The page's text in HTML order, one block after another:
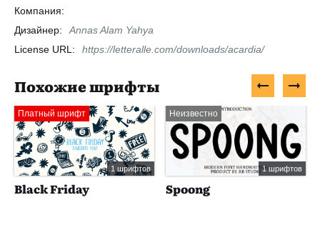
Компания:
Дизайнер:
Annas Alam Yahya
License URL:
https://letteralle.com/downloads/acardia/
Похожие шрифты
Платный шрифт
1 шрифтов
Black Friday
Неизвестно
1 шрифтов
Spoong